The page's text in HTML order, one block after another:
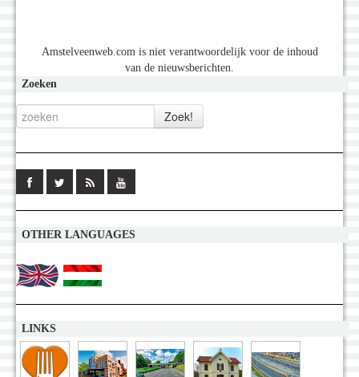
Amstelveenweb.com is niet verantwoordelijk voor de inhoud
van de nieuwsberichten.
Zoeken
OTHER LANGUAGES
LINKS